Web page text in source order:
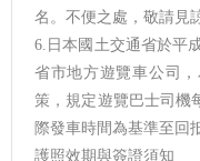
名。不便之處，敬請見
6.日本國土交通省於平
省市地方遊覽車公司
策，規定遊覽巴士司機
際發車時間為基準至回
護照效期與簽證須知